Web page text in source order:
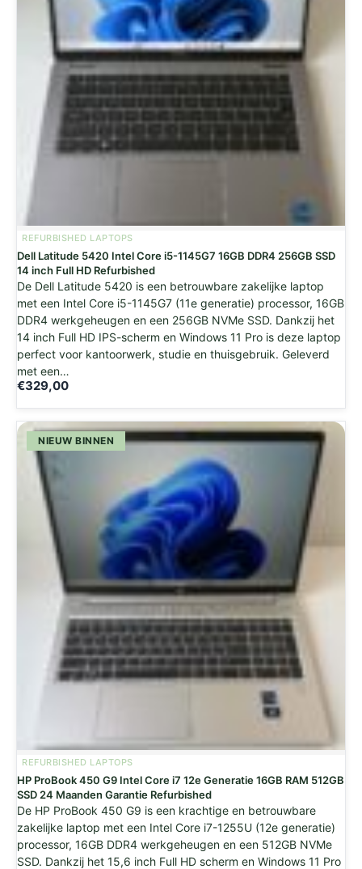
REFURBISHED LAPTOPS
Dell Latitude 5420 Intel Core i5-1145G7 16GB DDR4 256GB SSD
14 inch Full HD Refurbished
De Dell Latitude 5420 is een betrouwbare zakelijke laptop
met een Intel Core i5-1145G7 (11e generatie) processor, 16GB
DDR4 werkgeheugen en een 256GB NVMe SSD. Dankzij het
14 inch Full HD IPS-scherm en Windows 11 Pro is deze laptop
perfect voor kantoorwerk, studie en thuisgebruik. Geleverd
met een…
€329,00
NIEUW BINNEN
REFURBISHED LAPTOPS
HP ProBook 450 G9 Intel Core i7 12e Generatie 16GB RAM 512GB
SSD 24 Maanden Garantie Refurbished
De HP ProBook 450 G9 is een krachtige en betrouwbare
zakelijke laptop met een Intel Core i7-1255U (12e generatie)
processor, 16GB DDR4 werkgeheugen en een 512GB NVMe
SSD. Dankzij het 15,6 inch Full HD scherm en Windows 11 Pro